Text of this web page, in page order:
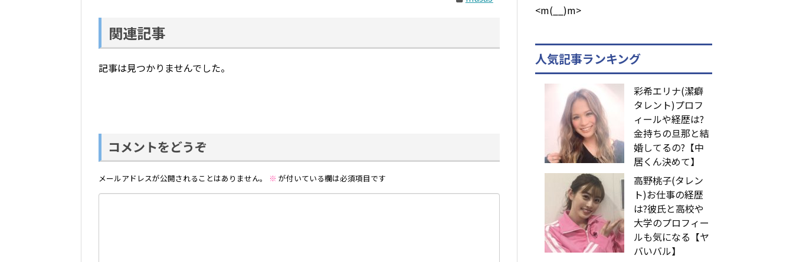
関連記事
記事は見つかりませんでした。
コメントをどうぞ
メールアドレスが公開されることはありません。 ※ が付いている欄は必須項目です
<m(__)m>
人気記事ランキング
彩希エリナ(潔癖
タレント)プロフ
ィールや経歴は?
金持ちの旦那と結
婚してるの?【中
居くん決めて】
高野桃子(タレン
ト)お仕事の経歴
は?彼氏と高校や
大学のプロフィー
ルも気になる【ヤ
バいバル】